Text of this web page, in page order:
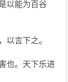
以能为百谷
以言下之。
也。天下乐进